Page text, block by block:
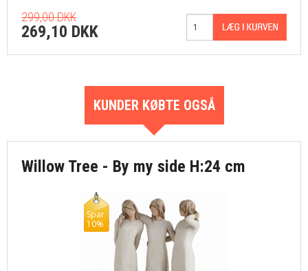
299,00 DKK
269,10 DKK
KUNDER KØBTE OGSÅ
Willow Tree - By my side H:24 cm
Spar
10%